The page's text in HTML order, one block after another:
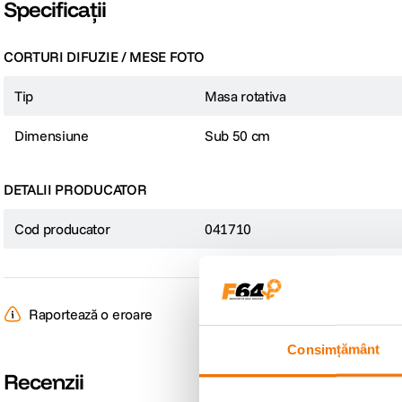
Consimțământ
Specificații
CORTURI DIFUZIE / MESE FOTO
Tip Masa rotativa
Dimensiune Sub 50 cm
DETALII PRODUCATOR
Cod producator 041710
Raportează o eroare
Recenzii